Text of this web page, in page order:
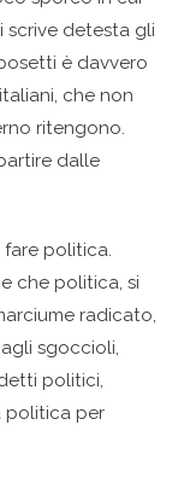
scrive detesta gli
è davvero
che non
ritengono.
dalle
politica.
che politica, si
radicato,
sgoccioli,
politici,
politica per